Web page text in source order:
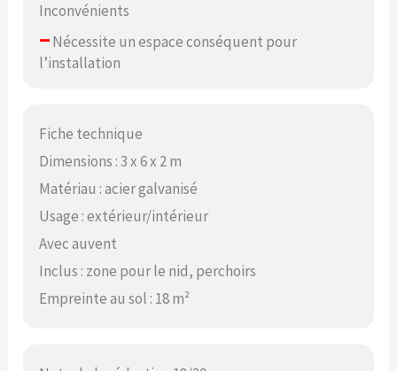
Inconvénients
–Nécessite un espace conséquent pour
l’installation
Fiche technique
Dimensions : 3 x 6 x 2 m
Matériau : acier galvanisé
Usage : extérieur/intérieur
Avec auvent
Inclus : zone pour le nid, perchoirs
Empreinte au sol : 18 m²